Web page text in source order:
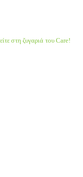
στη ζυγαριά του Care!